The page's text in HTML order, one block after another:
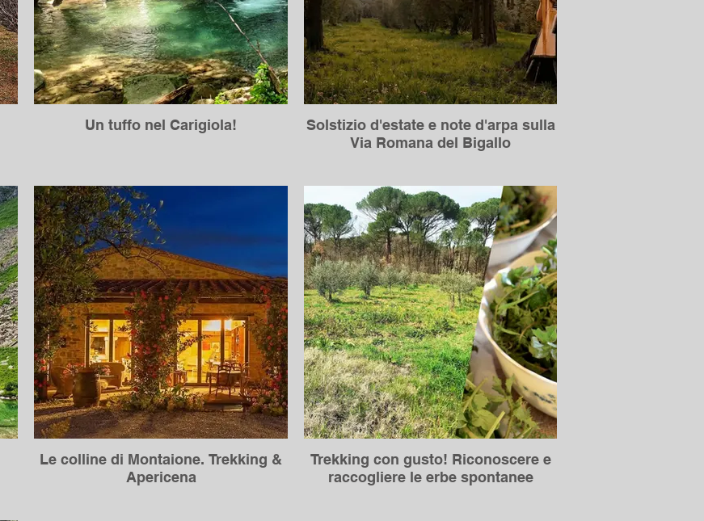
Un tuffo nel Carigiola!
Solstizio d'estate e note d'arpa sulla
Via Romana del Bigallo
Le colline di Montaione. Trekking &
Apericena
Trekking con gusto! Riconoscere e
raccogliere le erbe spontanee